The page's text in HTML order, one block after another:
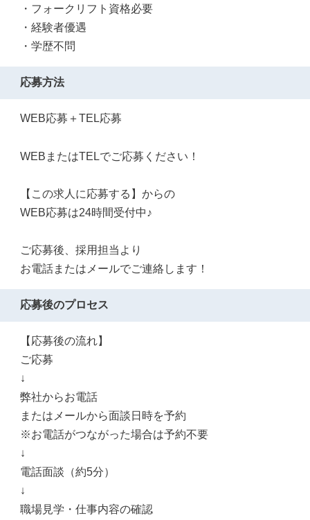
・フォークリフト資格必要
・経験者優遇
・学歴不問
応募方法
WEB応募＋TEL応募
WEBまたはTELでご応募ください！
【この求人に応募する】からの
WEB応募は24時間受付中♪
ご応募後、採用担当より
お電話またはメールでご連絡します！
応募後のプロセス
【応募後の流れ】
ご応募
↓
弊社からお電話
またはメールから面談日時を予約
※お電話がつながった場合は予約不要
↓
電話面談（約5分）
↓
職場見学・仕事内容の確認